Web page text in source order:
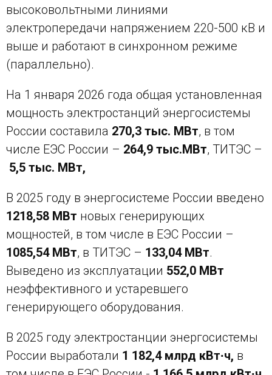
высоковольтными линиями
электропередачи напряжением 220-500 кВ и
выше и работают в синхронном режиме
(параллельно).
На 1 января 2026 года общая установленная
мощность электростанций энергосистемы
России составила 270,3 тыс. МВт, в том
числе ЕЭС России – 264,9 тыс.МВт, ТИТЭС –
5,5 тыс. МВт,
В 2025 году в энергосистеме России введено
1218,58 МВт новых генерирующих
мощностей, в том числе в ЕЭС России –
1085,54 МВт, в ТИТЭС – 133,04 МВт.
Выведено из эксплуатации 552,0 МВт
неэффективного и устаревшего
генерирующего оборудования.
В 2025 году электростанции энергосистемы
России выработали 1 182,4 млрд кВт∙ч, в